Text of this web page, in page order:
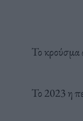
Το κρούσμα
Το 2023 η